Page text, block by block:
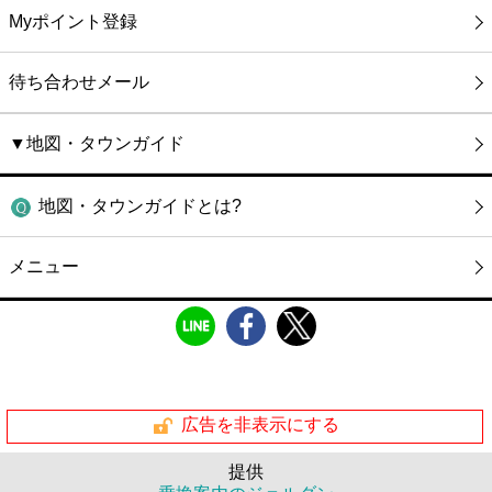
Myポイント登録
待ち合わせメール
▼地図・タウンガイド
地図・タウンガイドとは?
メニュー
広告を非表示にする
提供